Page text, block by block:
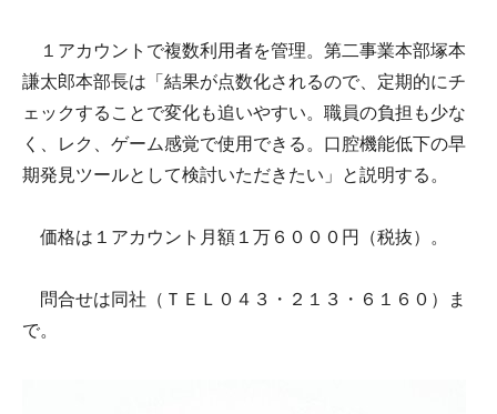
１アカウントで複数利用者を管理。第二事業本部塚本
謙太郎本部長は「結果が点数化されるので、定期的にチ
ェックすることで変化も追いやすい。職員の負担も少な
く、レク、ゲーム感覚で使用できる。口腔機能低下の早
期発見ツールとして検討いただきたい」と説明する。
価格は１アカウント月額１万６０００円（税抜）。
問合せは同社（ＴＥＬ０４３・２１３・６１６０）ま
で。